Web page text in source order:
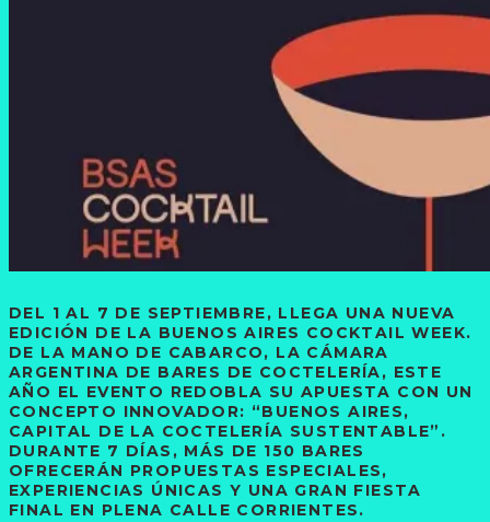
DEL 1 AL 7 DE SEPTIEMBRE, LLEGA UNA NUEVA
EDICIÓN DE LA BUENOS AIRES COCKTAIL WEEK.
DE LA MANO DE CABARCO, LA CÁMARA
ARGENTINA DE BARES DE COCTELERÍA, ESTE
AÑO EL EVENTO REDOBLA SU APUESTA CON UN
CONCEPTO INNOVADOR: “BUENOS AIRES,
CAPITAL DE LA COCTELERÍA SUSTENTABLE”.
DURANTE 7 DÍAS, MÁS DE 150 BARES
OFRECERÁN PROPUESTAS ESPECIALES,
EXPERIENCIAS ÚNICAS Y UNA GRAN FIESTA
FINAL EN PLENA CALLE CORRIENTES.